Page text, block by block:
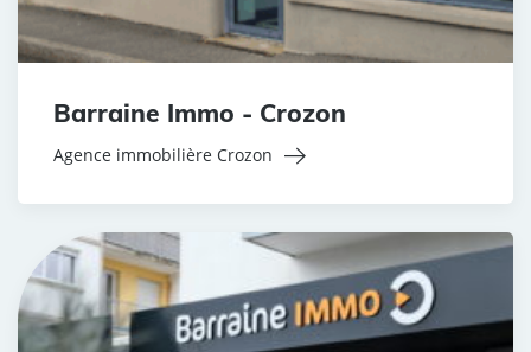
Barraine Immo - Crozon
Agence immobilière Crozon